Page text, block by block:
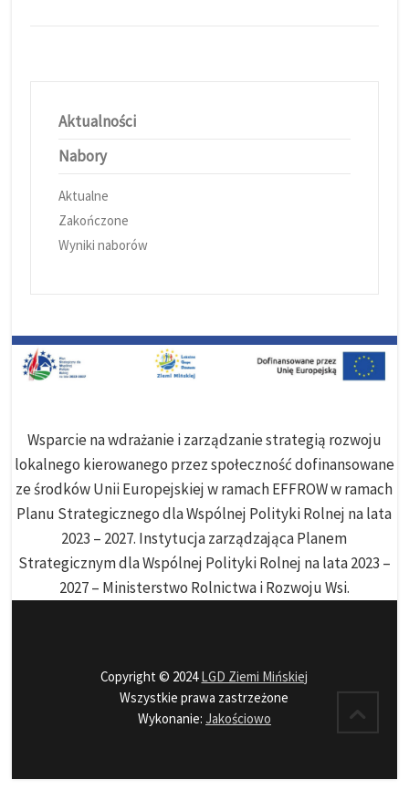
Aktualności
Nabory
Aktualne
Zakończone
Wyniki naborów
Wsparcie na wdrażanie i zarządzanie strategią rozwoju
lokalnego kierowanego przez społeczność dofinansowane
ze środków Unii Europejskiej w ramach EFFROW w ramach
Planu Strategicznego dla Wspólnej Polityki Rolnej na lata
2023 – 2027. Instytucja zarządzająca Planem
Strategicznym dla Wspólnej Polityki Rolnej na lata 2023 –
2027 – Ministerstwo Rolnictwa i Rozwoju Wsi.
Copyright © 2024LGD Ziemi Mińskiej
Wszystkie prawa zastrzeżone
Wykonanie: Jakościowo